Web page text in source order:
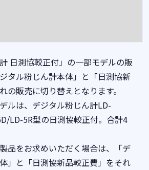
日測協較正付」の一部モデルの販
タル粉じん計本体」と「日測協新
の販売に切り替えとなります。
ルは、デジタル粉じん計LD-
LD-5R型の日測協較正付。合計4
品をお求めいただく場合は、「デ
」と「日測協新品較正費」をそれ